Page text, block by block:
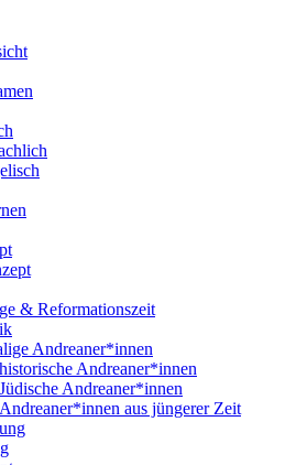
& Reformationszeit
Andreaner*innen
historische Andreaner*innen
Jüdische Andreaner*innen
Andreaner*innen aus jüngerer Zeit